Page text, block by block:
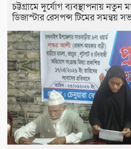
চট্টগ্রামে দুর্যোগ ব্যবস্থাপনায়
ডিজাস্টার রেসপন্স টিমের সমন্বয়